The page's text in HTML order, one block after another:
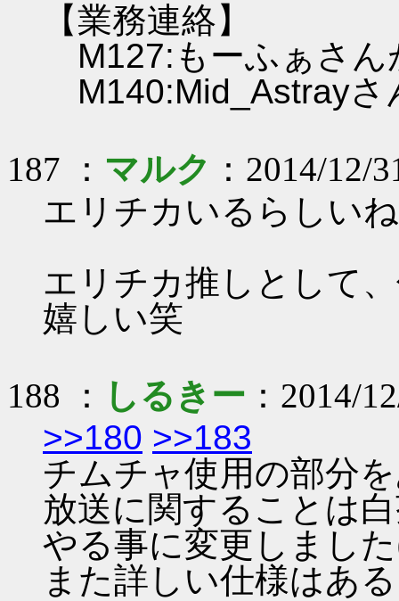
【業務連絡】
M127:もーふぁさん
M140:Mid_Astrayさ
187 ： マルク ：2014/12/
エリチカいるらしい
エリチカ推しとして
嬉しい笑
188 ： しるきー ：2014/
>>180 >>183
チムチャ使用の部分
放送に関することは
やる事に変更しまし
また詳しい仕様はあ